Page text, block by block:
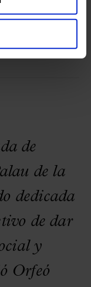
de
de la
dedicada
de dar
y
Orfeó